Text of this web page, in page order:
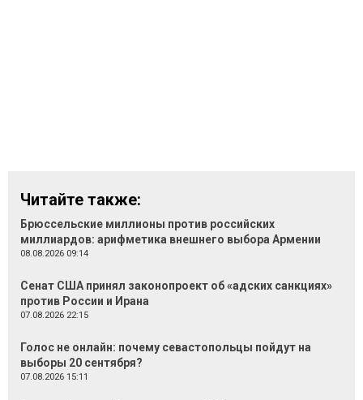
Читайте также:
Брюссельские миллионы против российских
миллиардов: арифметика внешнего выбора Армении
08.08.2026 09:14
Сенат США принял законопроект об «адских санкциях»
против России и Ирана
07.08.2026 22:15
Голос не онлайн: почему севастопольцы пойдут на
выборы 20 сентября?
07.08.2026 15:11